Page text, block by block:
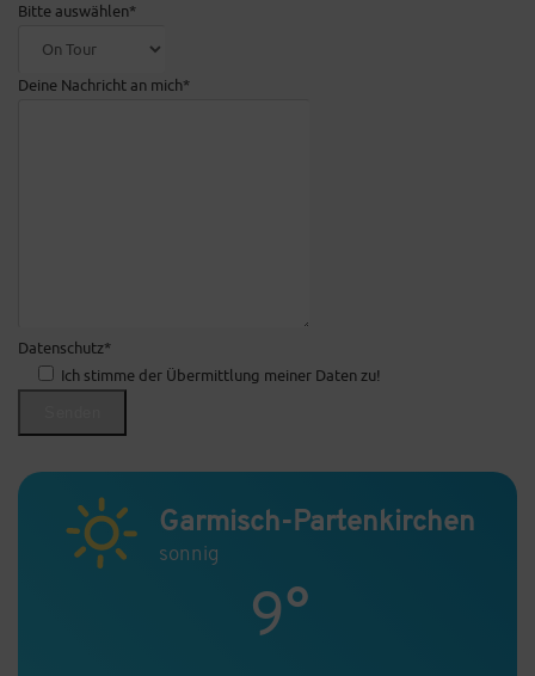
Bitte auswählen*
Deine Nachricht an mich*
Datenschutz*
Ich stimme der Übermittlung meiner Daten zu!
Garmisch-Partenkirchen
sonnig
9°